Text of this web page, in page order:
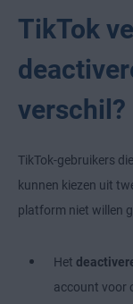
TikTok
verschil?
TikTok-gebruikers
kunnen kiezen uit
platform niet willen
Het
account voor